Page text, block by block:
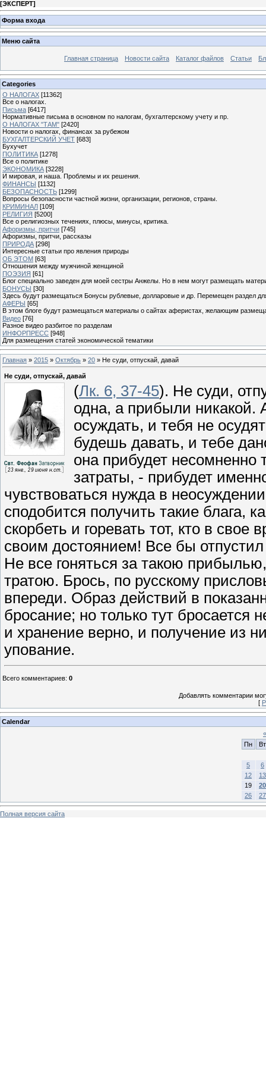
[ЭКСПЕРТ]
Форма входа
Меню сайта
Главная страница Новости сайта Каталог файлов Статьи
Categories
О НАЛОГАХ [11362]
Все о налогах.
Письма [6417]
Нормативные письма в основном по налогам, бухгалтерскому учету и пр.
О НАЛОГАХ "ТАМ" [2420]
Новости о налогах, финансах за рубежом
БУХГАЛТЕРСКИЙ УЧЕТ [683]
Бухучет
ПОЛИТИКА [1278]
Все о политике
ЭКОНОМИКА [3228]
И мировая, и наша. Проблемы и их решения.
ФИНАНСЫ [1132]
БЕЗОПАСНОСТЬ [1299]
Вопросы безопасности частной жизни, организации, регионов, страны.
КРИМИНАЛ [109]
РЕЛИГИЯ [5200]
Все о религиозных течениях, плюсы, минусы, критика.
Афоризмы, притчи [745]
Афоризмы, притчи, рассказы
ПРИРОДА [298]
Интересные статьи про явления природы
ОБ ЭТОМ [63]
Отношения между мужчиной женщиной
ПОЭЗИЯ [61]
Блог специально заведен для моей сестры Анжелы. Но в нем могут размещать
БОНУСЫ [30]
Здесь будут размещаться Бонусы рублевые, долларовые и др. Перемещен раздел
АФЕРЫ [65]
В этом блоге будут размещаться материалы о сайтах аферистах, желающим
Видео [76]
Разное видео разбитое по разделам
ИНФОРПРЕСС [948]
Для размещения статей экономической тематики
Главная » 2015 » Октябрь » 20 » Не суди, отпускай, давай
Не суди, отпускай, давай
(Лк. 6, 37-45). Не суди,
одна, а прибыли никакой.
осуждать, и тебя не
будешь давать, и тебе
она прибудет несомненно
затраты, - прибудет
чувствоваться нужда в
сподобится получить такие блага,
скорбеть и горевать тот, кто в
своим достоянием! Все бы
Не все гоняться за такою
тратою. Брось, по русскому
впереди. Образ действий в
бросание; но только тут бросается
и хранение верно, и получение из
упование.
Всего комментариев: 0
Добавлять комментарии
[
Calendar
«
Пн
Вт
5
6
12
13
19
20
26
27
Полная версия сайта